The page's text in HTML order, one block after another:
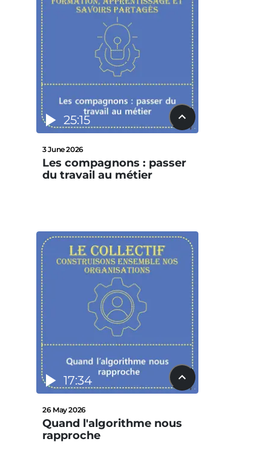
25:15
3 June 2026
Les compagnons : passer
du travail au métier
17:34
26 May 2026
Quand l'algorithme nous
rapproche